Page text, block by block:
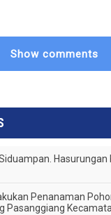
Show comments
Hasurungan
Penanaman
Pasanggiang